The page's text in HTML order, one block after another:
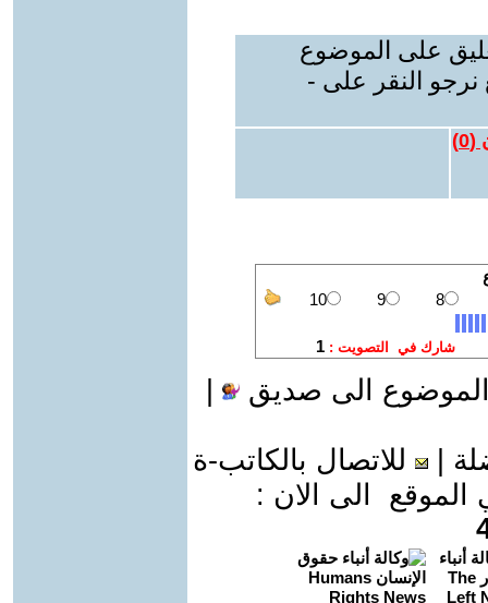
على الموضوع
نرجو النقر على -
(
0
)
الى صديق
للاتصال بالكاتب-ة
الى الان :